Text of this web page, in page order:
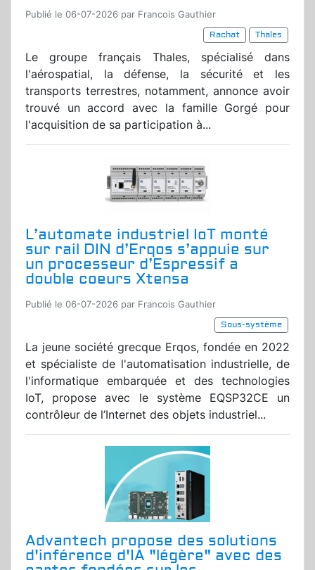
Publié le 06-07-2026 par Francois Gauthier
Rachat
Thales
Le groupe français Thales, spécialisé dans
l'aérospatial, la défense, la sécurité et les
transports terrestres, notamment, annonce avoir
trouvé un accord avec la famille Gorgé pour
l'acquisition de sa participation à...
L’automate industriel IoT monté
sur rail DIN d’Erqos s’appuie sur
un processeur d’Espressif a
double coeurs Xtensa
Publié le 06-07-2026 par Francois Gauthier
Sous-système
La jeune société grecque Erqos, fondée en 2022
et spécialiste de l'automatisation industrielle, de
l'informatique embarquée et des technologies
IoT, propose avec le système EQSP32CE un
contrôleur de l’Internet des objets industriel...
Advantech propose des solutions
d'inférence d'IA "légère" avec des